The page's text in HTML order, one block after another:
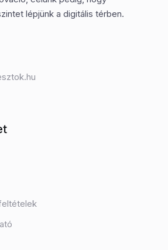
lépjünk a digitális térben.